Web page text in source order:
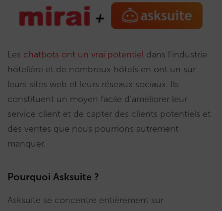
Les chatbots ont un vrai potentiel dans l’industrie
hôtelière et de nombreux hôtels en ont un sur
leurs sites web et leurs réseaux sociaux. Ils
constituent un moyen facile d’améliorer leur
service client et de capter des clients potentiels et
des ventes que nous pourrions autrement
manquer.
Pourquoi Asksuite ?
Asksuite se concentre entièrement sur